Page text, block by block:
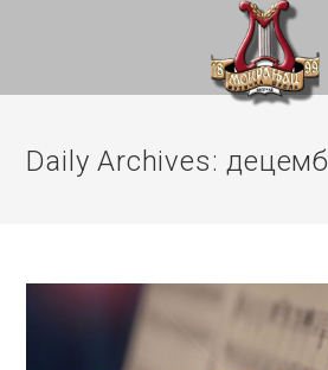
Daily Archives: